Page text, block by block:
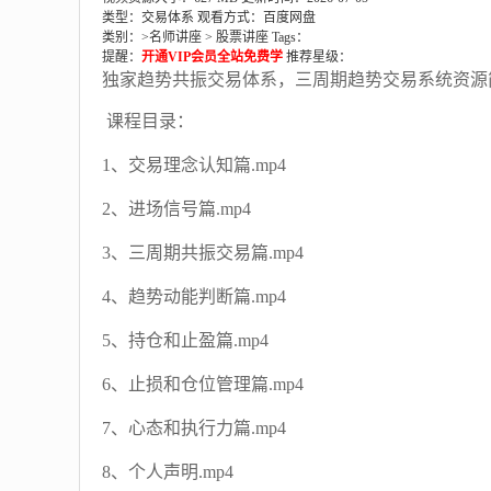
类型：交易体系 观看方式：百度网盘
类别：>名师讲座 > 股票讲座 Tags：
提醒： 开通VIP会员全站免费学 推荐星级：
独家趋势共振交易体系，三周期趋势交易系统资
课程目录：
1、交易理念认知篇.mp4
2、进场信号篇.mp4
3、三周期共振交易篇.mp4
4、趋势动能判断篇.mp4
5、持仓和止盈篇.mp4
6、止损和仓位管理篇.mp4
7、心态和执行力篇.mp4
8、个人声明.mp4